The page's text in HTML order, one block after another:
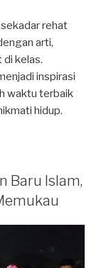
rehat
arti,
di kelas.
inspirasi
waktu terbaik
hidup.
Baru Islam,